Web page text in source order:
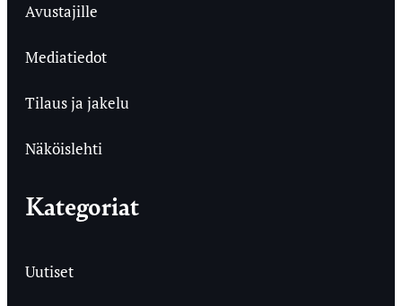
Avustajille
Mediatiedot
Tilaus ja jakelu
Näköislehti
Kategoriat
Uutiset